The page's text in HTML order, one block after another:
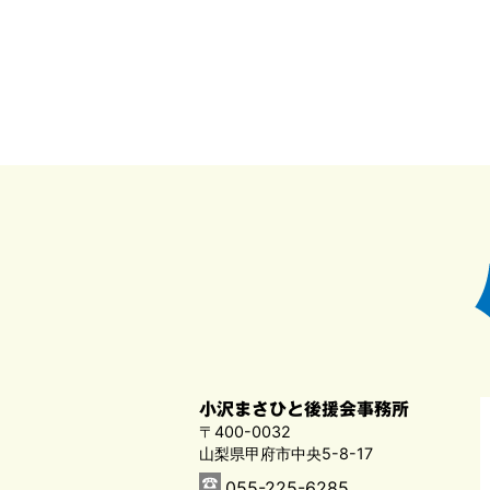
小沢まさひと後援会事務所
〒400-0032
山梨県甲府市中央5-8-17